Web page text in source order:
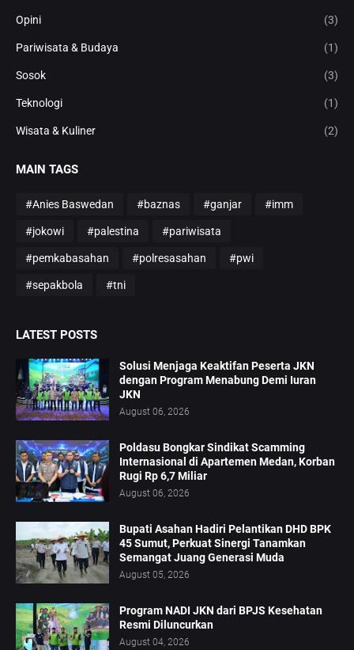
Opini (3)
Pariwisata & Budaya (1)
Sosok (3)
Teknologi (1)
Wisata & Kuliner (2)
MAIN TAGS
#Anies Baswedan #baznas #ganjar #imm
#jokowi #palestina #pariwisata
#pemkabasahan #polresasahan #pwi
#sepakbola #tni
LATEST POSTS
Solusi Menjaga Keaktifan Peserta JKN
dengan Program Menabung Demi Iuran
JKN
August 06, 2026
Poldasu Bongkar Sindikat Scamming
Internasional di Apartemen Medan, Korban
Rugi Rp 6,7 Miliar
August 06, 2026
Bupati Asahan Hadiri Pelantikan DHD BPK
45 Sumut, Perkuat Sinergi Tanamkan
Semangat Juang Generasi Muda
August 05, 2026
Program NADI JKN dari BPJS Kesehatan
Resmi Diluncurkan
August 04, 2026